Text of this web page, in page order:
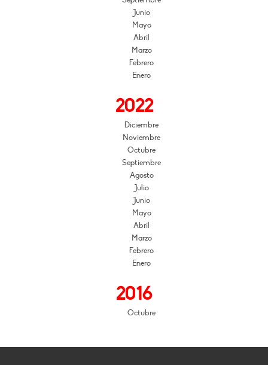
Junio
Mayo
Abril
Marzo
Febrero
Enero
2022
Diciembre
Noviembre
Octubre
Septiembre
Agosto
Julio
Junio
Mayo
Abril
Marzo
Febrero
Enero
2016
Octubre